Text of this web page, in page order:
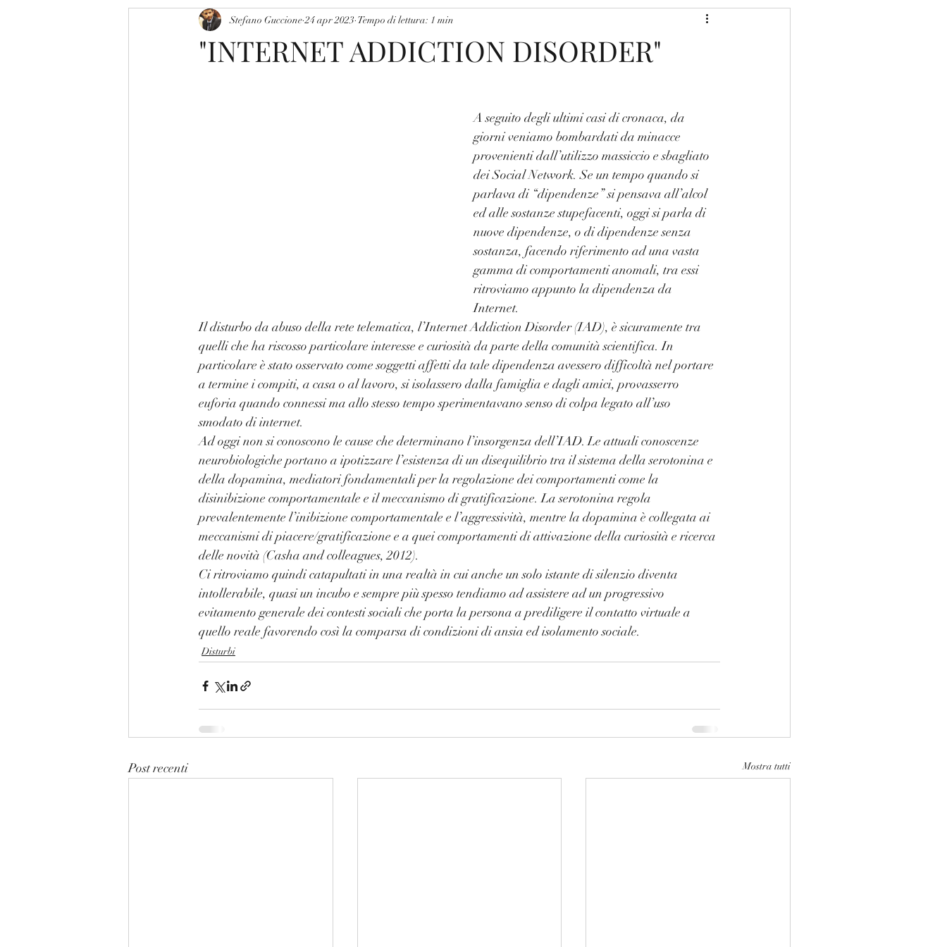
"INTERNET ADDICTION DISORDER"
Stefano Guccione 24 apr 2023 Tempo di lettura: 1 min
A seguito degli ultimi casi di cronaca, da
giorni veniamo bombardati da minacce
provenienti dall’utilizzo massiccio e sbagliato
dei Social Network. Se un tempo quando si
parlava di “dipendenze” si pensava all’alcol
ed alle sostanze stupefacenti, oggi si parla di
nuove dipendenze, o di dipendenze senza
sostanza, facendo riferimento ad una vasta
gamma di comportamenti anomali, tra essi
ritroviamo appunto la dipendenza da
Internet.⠀
Il disturbo da abuso della rete telematica, l’Internet Addiction Disorder (IAD), è sicuramente tra
quelli che ha riscosso particolare interesse e curiosità da parte della comunità scientifica. In
particolare è stato osservato come soggetti affetti da tale dipendenza avessero difficoltà nel portare
a termine i compiti, a casa o al lavoro, si isolassero dalla famiglia e dagli amici, provasserro
euforia quando connessi ma allo stesso tempo sperimentavano senso di colpa legato all’uso
smodato di internet.⠀
Ad oggi non si conoscono le cause che determinano l’insorgenza dell’IAD. Le attuali conoscenze
neurobiologiche portano a ipotizzare l’esistenza di un disequilibrio tra il sistema della serotonina e
della dopamina, mediatori fondamentali per la regolazione dei comportamenti come la
disinibizione comportamentale e il meccanismo di gratificazione. La serotonina regola
prevalentemente l’inibizione comportamentale e l’aggressività, mentre la dopamina è collegata ai
meccanismi di piacere/gratificazione e a quei comportamenti di attivazione della curiosità e ricerca
delle novità (Casha and colleagues, 2012). ⠀
Ci ritroviamo quindi catapultati in una realtà in cui anche un solo istante di silenzio diventa
intollerabile, quasi un incubo e sempre più spesso tendiamo ad assistere ad un progressivo
evitamento generale dei contesti sociali che porta la persona a prediligere il contatto virtuale a
quello reale favorendo così la comparsa di condizioni di ansia ed isolamento sociale.
Disturbi
Post recenti Mostra tutti